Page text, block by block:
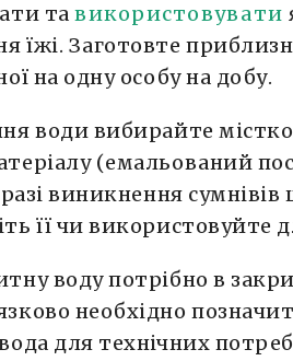
тавикористовувати
їжі. Заготовте
на одну особу на добу.
води вибирайте
(емальований
разі виникнення
її чи використовуйте
воду потрібно в
необхідно
для технічних